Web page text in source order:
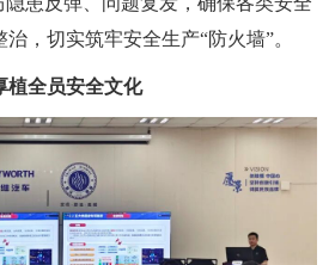
，切实筑牢安全生产“防火墙”。
植全员安全文化